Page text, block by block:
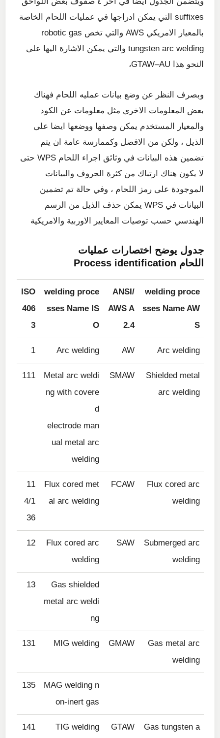
suffixes التي يمكن ادراجها في عمليات اللحام الخاصة
بالمعيار الامريكي AWS والتي تخص robotic gas
tungsten arc welding والتي يمكن الاشارة اليها على
النحو هذا GTAW–AU،
وبصرف النظر عن وضع بيانات عمليه اللحام فهناك
بعض المعلومات الاخرى مثل معلومات عن الكود
والمعيار المستخدم يمكن وصفها ووضعها ايضا على
الذيل ، ولكن من الافضل وكممارسة عامة ان يتم
تضمين هذه البيانات في وثائق اجراء اللحام WPS حتى
لا يكون هناك ارتباك من كثرة الحروف والبيانات
الموجودة على رمز اللحام ، وفي حالة تم تضمين
البيانات في WPS يمكن حذف الذيل من الرسم
الهندسي حسب توصيات المعايير الاوربية والامريكية
جدول يوضح اختصارات عمليات
اللحام Process identification
welding proce
sses Name AW
S
ANSI/
AWS A
2.4
welding proce
sses Name IS
O
ISO
406
3
Arc welding
AW
Arc welding
1
Shielded metal
arc welding
SMAW
Metal arc weldi
ng with covere
d
electrode man
ual metal arc
welding
111
Flux cored arc
welding
FCAW
Flux cored met
al arc welding
11
4/1
36
Submerged arc
welding
SAW
Flux cored arc
welding
12
Gas shielded
metal arc weldi
ng
13
Gas metal arc
welding
GMAW
MIG welding
131
MAG welding n
on-inert gas
135
Gas tungsten a
GTAW
TIG welding
141